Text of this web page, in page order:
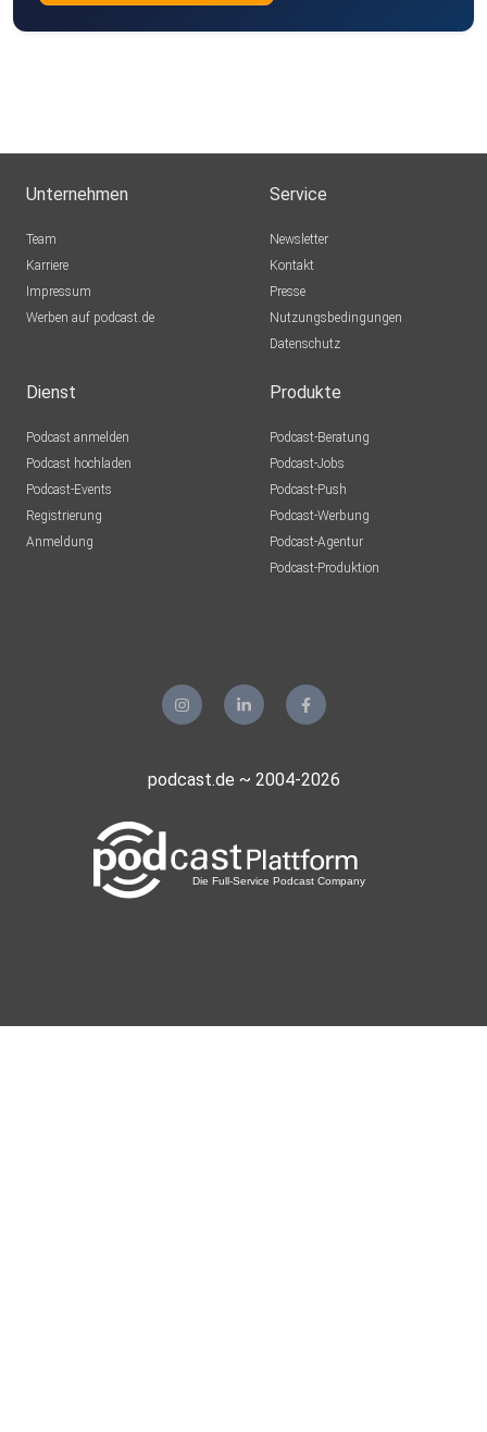
Unternehmen
Team
Karriere
Impressum
Werben auf podcast.de
Service
Newsletter
Kontakt
Presse
Nutzungsbedingungen
Datenschutz
Dienst
Podcast anmelden
Podcast hochladen
Podcast-Events
Registrierung
Anmeldung
Produkte
Podcast-Beratung
Podcast-Jobs
Podcast-Push
Podcast-Werbung
Podcast-Agentur
Podcast-Produktion
podcast.de ~ 2004-2026